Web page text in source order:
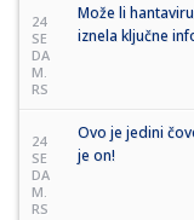
24
SE
DA
M.
RS
Može li
iznela ključne
24
SE
DA
M.
RS
Ovo je jedini
je on!